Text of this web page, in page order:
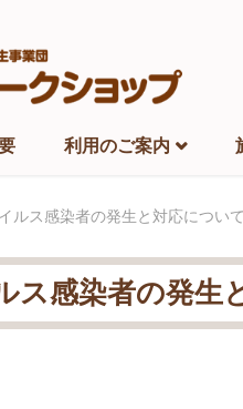
利用のご案内
ルス感染者の発生と対応について
ス感染者の発生